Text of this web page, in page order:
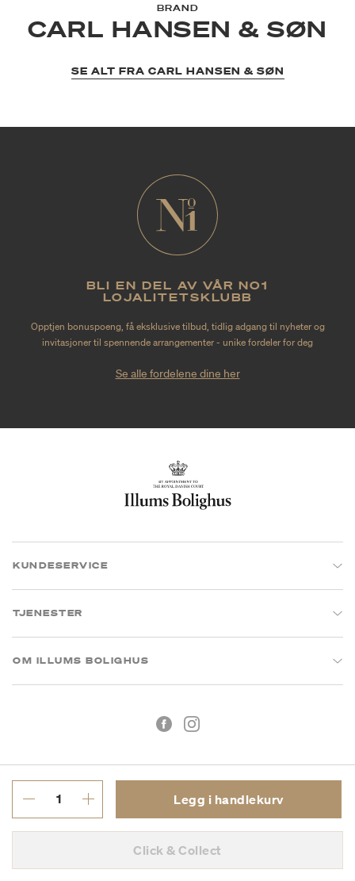
Legg i handlekurv
Click & Collect
BRAND
CARL HANSEN & SØN
SE ALT FRA CARL HANSEN & SØN
BLI EN DEL AV VÅR NO1
LOJALITETSKLUBB
Opptjen bonuspoeng, få eksklusive tilbud, tidlig adgang til nyheter og
invitasjoner til spennende arrangementer - unike fordeler for deg
Se alle fordelene dine her
KUNDESERVICE
TJENESTER
OM ILLUMS BOLIGHUS
MVA: 993 075 930